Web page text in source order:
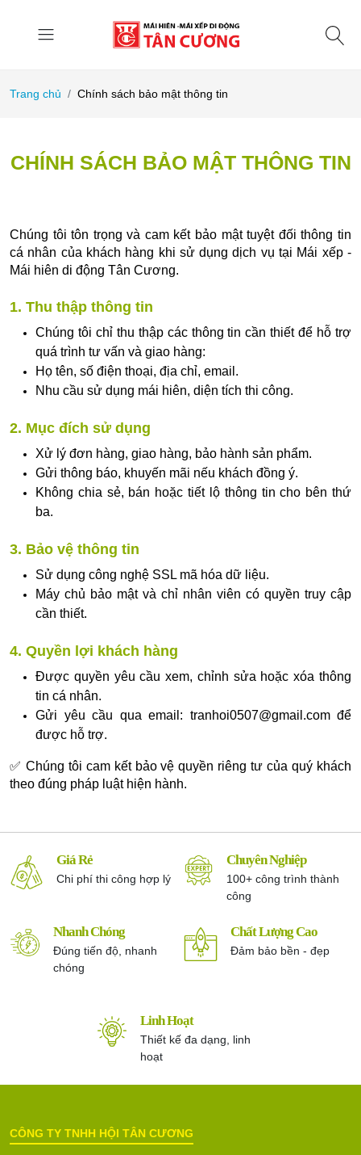
Trang chủ Chính sách bảo mật thông tin
CHÍNH SÁCH BẢO MẬT THÔNG TIN
Chúng tôi tôn trọng và cam kết bảo mật tuyệt đối thông tin
cá nhân của khách hàng khi sử dụng dịch vụ tại Mái xếp -
Mái hiên di động Tân Cương.
1. Thu thập thông tin
Chúng tôi chỉ thu thập các thông tin cần thiết để hỗ trợ
quá trình tư vấn và giao hàng:
Họ tên, số điện thoại, địa chỉ, email.
Nhu cầu sử dụng mái hiên, diện tích thi công.
2. Mục đích sử dụng
Xử lý đơn hàng, giao hàng, bảo hành sản phẩm.
Gửi thông báo, khuyến mãi nếu khách đồng ý.
Không chia sẻ, bán hoặc tiết lộ thông tin cho bên thứ
ba.
3. Bảo vệ thông tin
Sử dụng công nghệ SSL mã hóa dữ liệu.
Máy chủ bảo mật và chỉ nhân viên có quyền truy cập
cần thiết.
4. Quyền lợi khách hàng
Được quyền yêu cầu xem, chỉnh sửa hoặc xóa thông
tin cá nhân.
Gửi yêu cầu qua email: tranhoi0507@gmail.comđể
được hỗ trợ.
✅ Chúng tôi cam kết bảo vệ quyền riêng tư của quý khách
theo đúng pháp luật hiện hành.
Giá Rẻ
Chi phí thi công hợp lý
Chuyên Nghiệp
100+ công trình thành
công
Nhanh Chóng
Đúng tiến độ, nhanh
chóng
Chất Lượng Cao
Đảm bảo bền - đẹp
Linh Hoạt
Thiết kế đa dạng, linh
hoạt
CÔNG TY TNHH HỘI TÂN CƯƠNG